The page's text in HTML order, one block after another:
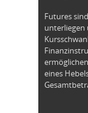
Futures
unterliegen
eines